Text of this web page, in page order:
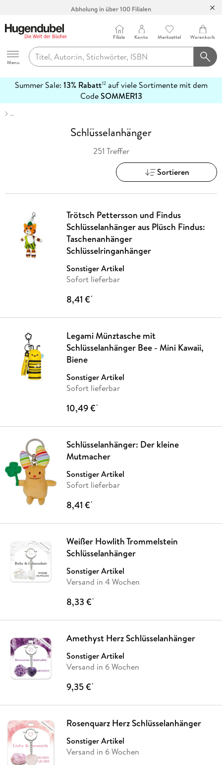
Abholung in über 100 Filialen
Hugendubel
Menu
Filiale Konto Merkzettel Warenkorb
Summer Sale: 13% Rabatt12auf viele Sortimente mit dem
CodeSOMMER13
erfahren
…
Schlüsselanhänger
251 Treffer
Sortieren
Trötsch Pettersson und Findus
Schlüsselanhänger aus Plüsch Findus:
Taschenanhänger
Schlüsselringanhänger
Sonstiger Artikel
Sofort lieferbar
8,41 €*
Legami Münztasche mit
Schlüsselanhänger Bee - Mini Kawaii,
Biene
Sonstiger Artikel
Sofort lieferbar
10,49 €*
Schlüsselanhänger: Der kleine
Mutmacher
Sonstiger Artikel
Sofort lieferbar
8,41 €*
Weißer Howlith Trommelstein
Schlüsselanhänger
Sonstiger Artikel
Versand in 4 Wochen
8,33 €*
Amethyst Herz Schlüsselanhänger
Sonstiger Artikel
Versand in 6 Wochen
9,35 €*
Rosenquarz Herz Schlüsselanhänger
Sonstiger Artikel
Versand in 6 Wochen